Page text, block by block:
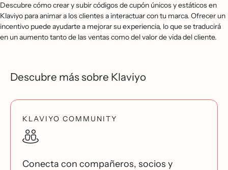
Descubre cómo crear y subir códigos de cupón únicos y estáticos en
Klaviyo para animar a los clientes a interactuar con tu marca. Ofrecer un
incentivo puede ayudarte a mejorar su experiencia, lo que se traducirá
en un aumento tanto de las ventas como del valor de vida del cliente.
Descubre más sobre Klaviyo
KLAVIYO COMMUNITY
Conecta con compañeros, socios y